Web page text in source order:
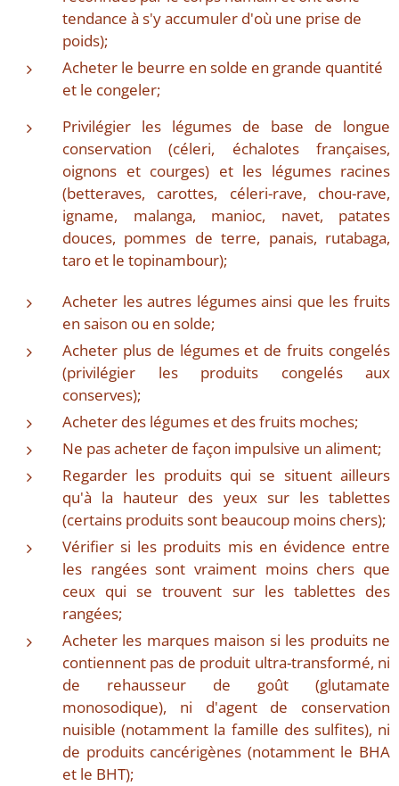
tendance à s'y accumuler d'où une prise de
poids);
Acheter le beurre en solde en grande quantité
et le congeler;
Privilégier les légumes de base de longue
conservation (céleri, échalotes françaises,
oignons et courges) et les légumes racines
(betteraves, carottes, céleri-rave, chou-rave,
igname, malanga, manioc, navet, patates
douces, pommes de terre, panais, rutabaga,
taro et le topinambour);
Acheter les autres légumes ainsi que les fruits
en saison ou en solde;
Acheter plus de légumes et de fruits congelés
(privilégier les produits congelés aux
conserves);
Acheter des légumes et des fruits moches;
Ne pas acheter de façon impulsive un aliment;
Regarder les produits qui se situent ailleurs
qu'à la hauteur des yeux sur les tablettes
(certains produits sont beaucoup moins chers);
Vérifier si les produits mis en évidence entre
les rangées sont vraiment moins chers que
ceux qui se trouvent sur les tablettes des
rangées;
Acheter les marques maison si les produits ne
contiennent pas de produit ultra-transformé, ni
de rehausseur de goût (glutamate
monosodique), ni d'agent de conservation
nuisible (notamment la famille des sulfites), ni
de produits cancérigènes (notamment le BHA
et le BHT);